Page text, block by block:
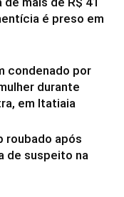
é preso em
condenado por
durante
em Itatiaia
roubado após
de suspeito na